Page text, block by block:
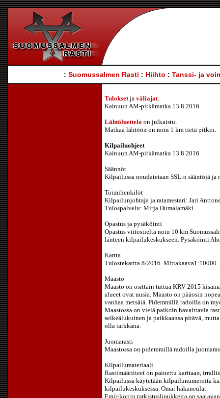
: Suomussalmen Rasti : Hiihto : Tanssi- ja
Tulokset ja väliajat.
Kainuun AM-pitkämatka 13.8.2016
Lähtöluettelo on julkaistu.
Matkaa lähtöön on noin 1 km tietä pitkin.
Kilpailuohjeet
Kainuun AM-pitkämatka 13.8.2016
Säännöt
Kilpailussa noudatetaan SSL:n sääntöjä ja
Toimihenkilöt
Kilpailunjohtaja ja ratamestari: Jari
Tulospalvelu: Mirja Humalamäki
Opastus ja pysäköinti
Opastus viitostieltä noin 10 km
länteen kilpailukeskukseen. Pysäköinti
Kartta
Tulostekartta 8/2016.
Maasto
Maasto on osittain tuttua KRV 2015
alueet ovat uusia. Maasto on pääosin
vanhaa metsäiä. Pidemmillä radoilla on
Maastossa on vielä paikoin havaittavia
selkeälukuinen ja paikkaansa pitävä,
olla tarkkana.
Juomarasti
Maastossa on pidemmillä radoilla
Kilpailumateriaali
Rastimääritteet on painettu karttaan,
Kilpailussa käytetään kilpailunumeroita
kilpailukeskuksessa. Omat hakaneulat.
Emit-kortin tarkistuslipukkeita on